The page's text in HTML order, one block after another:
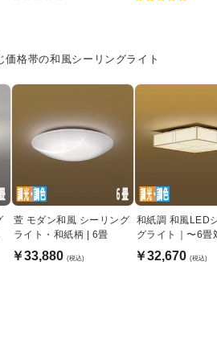
価格帯の和風シーリングライト
萱 モダン和風 シーリング
ライト・和紙柄 | 6畳
￥33,880 (税込)
和紙調 和風LED
グライト｜〜6畳
￥32,670 (税込)